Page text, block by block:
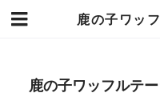
鹿の子ワッフルテ